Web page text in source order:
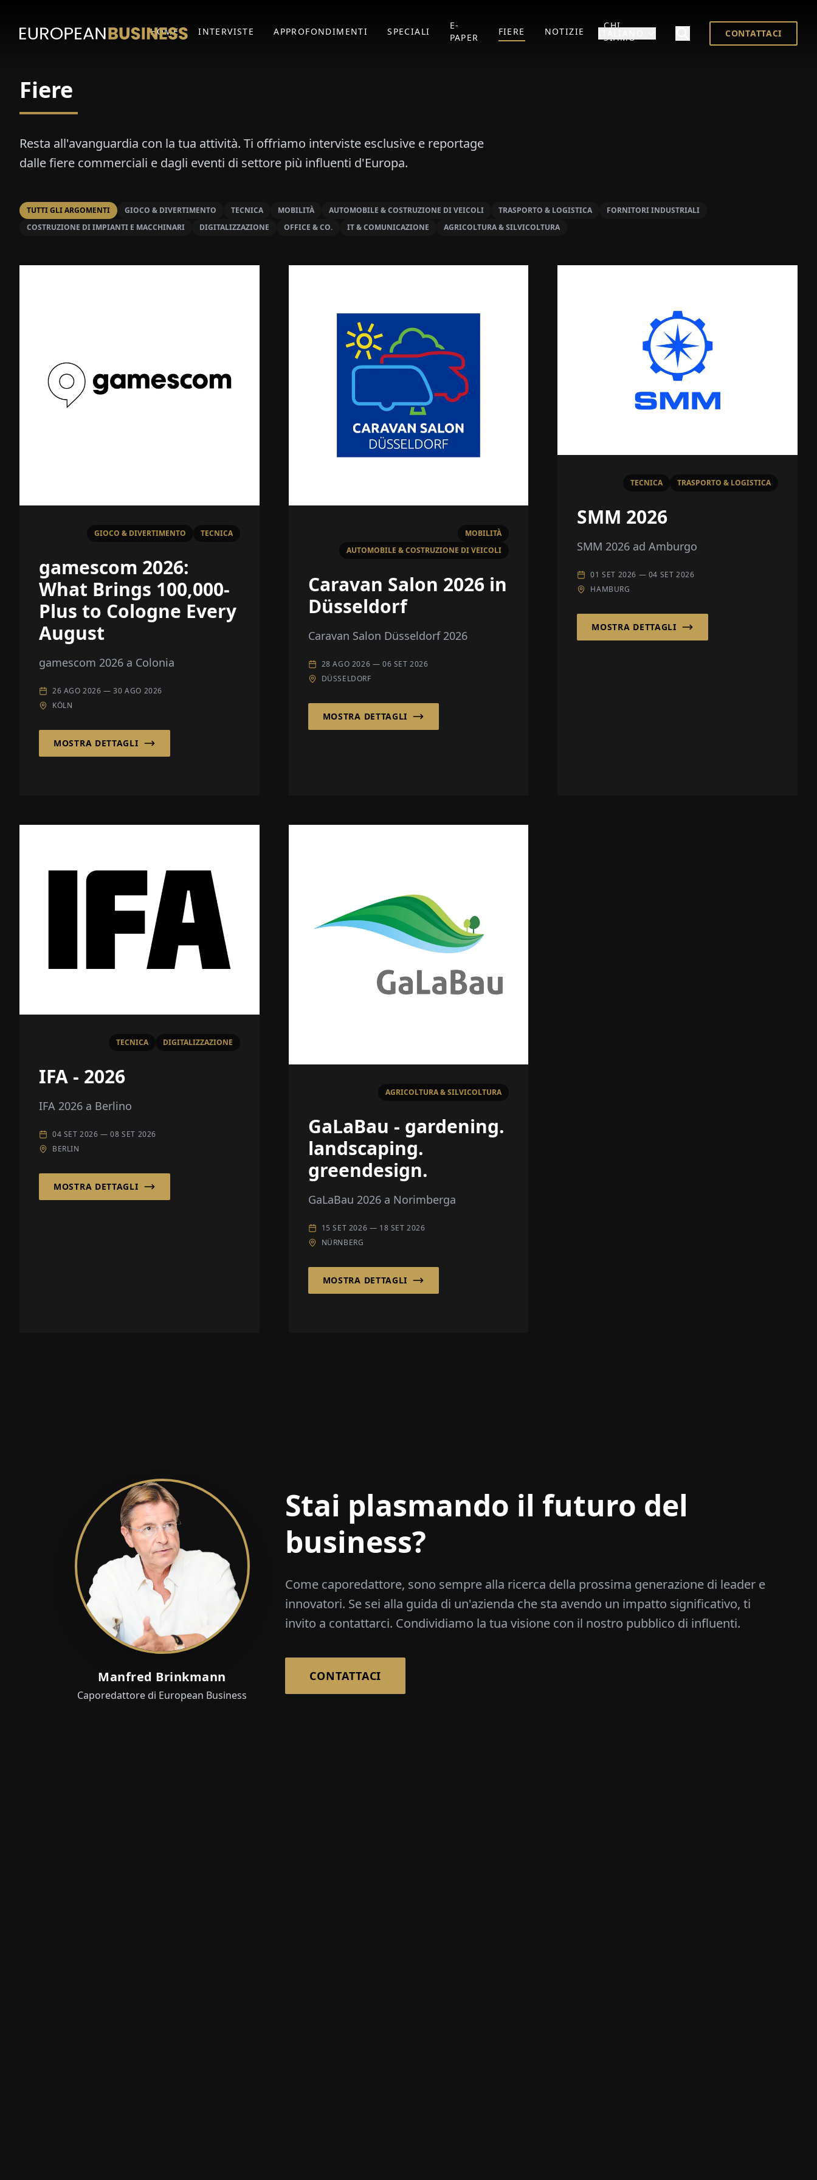
HOME INTERVISTE APPROFONDIMENTI SPECIALI
E-
PAPER
FIERE NOTIZIE
CHI
SIAMO
CONTATTACI
Fiere
Resta all'avanguardia con la tua attività. Ti offriamo interviste esclusive e reportage
dalle fiere commerciali e dagli eventi di settore più influenti d'Europa.
TUTTI GLI ARGOMENTI GIOCO & DIVERTIMENTO TECNICA MOBILITÀ AUTOMOBILE & COSTRUZIONE DI VEICOLI TRASPORTO & LOGISTICA
FORNITORI INDUSTRIALI
COSTRUZIONE DI IMPIANTI E MACCHINARI
DIGITALIZZAZIONE OFFICE & CO. IT & COMUNICAZIONE AGRICOLTURA & SILVICOLTURA
GIOCO & DIVERTIMENTO TECNICA
gamescom 2026:
What Brings 100,000-
Plus to Cologne Every
August
gamescom 2026 a Colonia
26 AGO 2026 —30 AGO 2026
KÖLN
MOSTRA DETTAGLI
MOBILITÀ
AUTOMOBILE & COSTRUZIONE DI VEICOLI
Caravan Salon 2026 in
Düsseldorf
Caravan Salon Düsseldorf 2026
28 AGO 2026 —06 SET 2026
DÜSSELDORF
MOSTRA DETTAGLI
TECNICA TRASPORTO & LOGISTICA
SMM 2026
SMM 2026 ad Amburgo
01 SET 2026 — 04 SET 2026
HAMBURG
MOSTRA DETTAGLI
TECNICA DIGITALIZZAZIONE
IFA - 2026
IFA 2026 a Berlino
04 SET 2026 —08 SET 2026
BERLIN
MOSTRA DETTAGLI
AGRICOLTURA & SILVICOLTURA
GaLaBau - gardening.
landscaping.
greendesign.
GaLaBau 2026 a Norimberga
15 SET 2026 — 18 SET 2026
NÜRNBERG
MOSTRA DETTAGLI
Manfred Brinkmann
Caporedattore di European Business
Stai plasmando il futuro del
business?
Come caporedattore, sono sempre alla ricerca della prossima generazione di leader e
innovatori. Se sei alla guida di un'azienda che sta avendo un impatto significativo, ti
invito a contattarci. Condividiamo la tua visione con il nostro pubblico di influenti.
CONTATTACI